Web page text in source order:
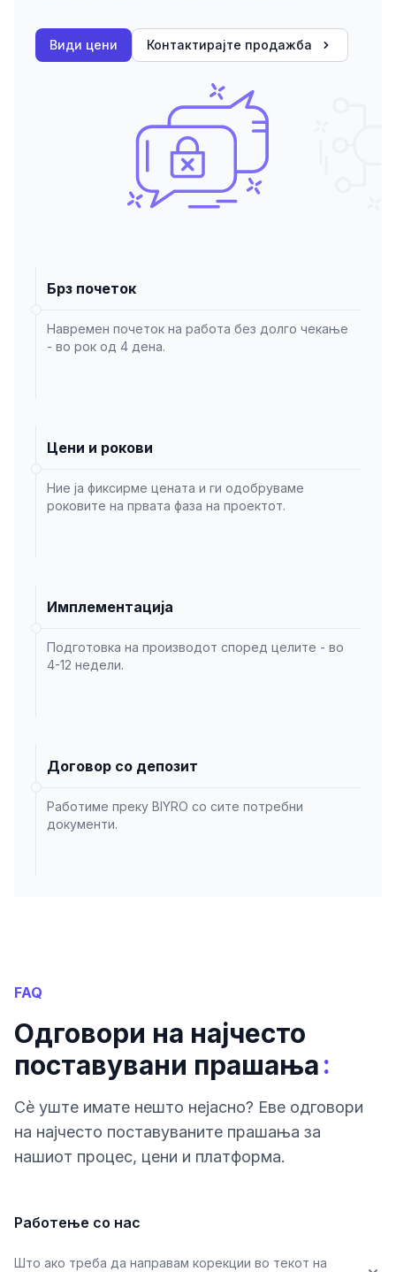
Види цени Контактирајте продажба
Брз почеток
Навремен почеток на работа без долго чекање
- во рок од 4 дена.
Цени и рокови
Ние ја фиксирме цената и ги одобруваме
роковите на првата фаза на проектот.
Имплементација
Подготовка на производот според целите - во
4-12 недели.
Договор со депозит
Работиме преку BIYRO со сите потребни
документи.
FAQ
Одговори на најчесто
поставувани прашања:
Сè уште имате нешто нејасно? Еве одговори
на најчесто поставуваните прашања за
нашиот процес, цени и платформа.
Работење со нас
Што ако треба да направам корекции во текот на